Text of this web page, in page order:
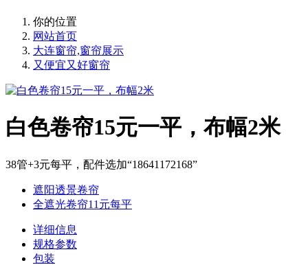
你的位置
网站首页
大连窗帘,窗帘展示
又便宜又好窗帘
白色卷帘15元一平，布幅2米
38管+3元每平，配件选加“18641172168”
遮阳透景卷帘
全遮光卷帘11元每平
详细信息
规格参数
包装